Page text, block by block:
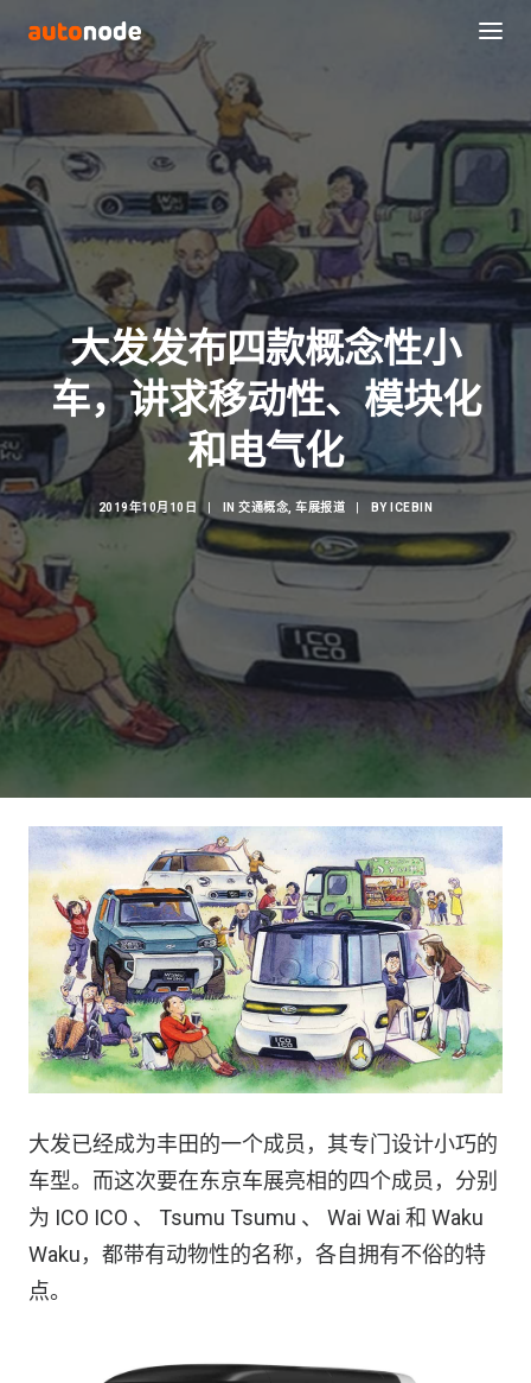
Search
大发发布四款概念性小
车，讲求移动性、模块化
和电气化
2019年10月10日 IN交通概念 ,车展报道 BY ICEBIN
大发已经成为丰田的一个成员，其专门设计小巧的
车型。而这次要在东京车展亮相的四个成员，分别
为 ICO ICO 、 Tsumu Tsumu 、 Wai Wai 和 Waku
Waku，都带有动物性的名称，各自拥有不俗的特
点。